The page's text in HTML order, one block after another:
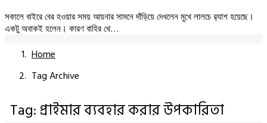
সকালে বাইরে বের হওয়ার সময় আয়নার সামনে দাঁড়িয়ে দেখলেন মুখে লালচে র‍্যাশ হয়েছে।
একটু অবাকই হলেন। কারণ বাহির থে…
Home
Tag Archive
Tag: প্রাইমার ব্যবহার করার উপকারিতা